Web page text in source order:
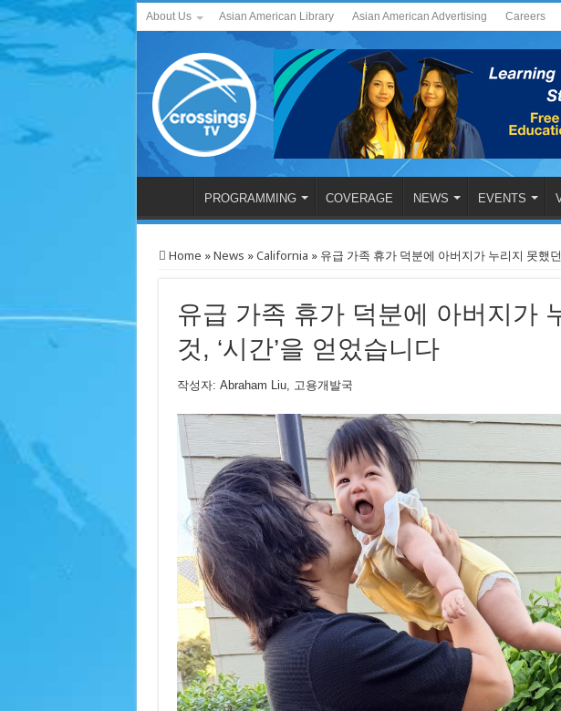
About Us Asian American Library Asian American Advertising Careers
PROGRAMMING COVERAGE NEWS EVENTS
Home »News »California » 유급 가족 휴가 덕분에 아버지가 누리지 못했
유급 가족 휴가 덕분에 아버지가
것, ‘시간’을 얻었습니다
작성자: Abraham Liu, 고용개발국